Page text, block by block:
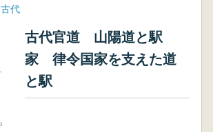
古代
古代官道 山陽道と駅
家 律令国家を支えた道
と駅